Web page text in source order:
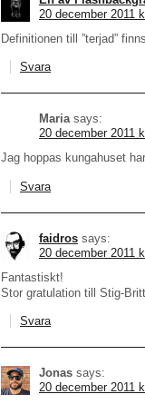
20 december 2011
Definitionen till ”terjad”
Svara
Maria says:
20 december 2011
Jag hoppas kungahuset
Svara
faidros says:
20 december 2011
Fantastiskt!
Stor gratulation till Stig-
Svara
Jonas says:
20 december 2011